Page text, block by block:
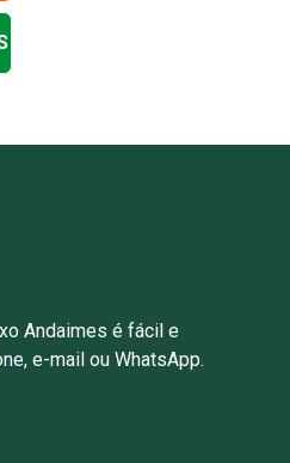
Andaimes é fácil e
e-mail ou WhatsApp.